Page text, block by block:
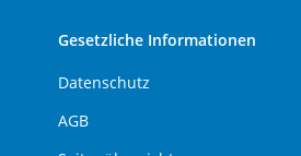
Gesetzliche Informationen
Datenschutz
AGB